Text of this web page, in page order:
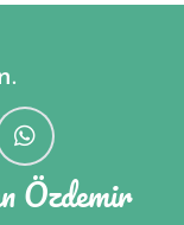
Özdemir